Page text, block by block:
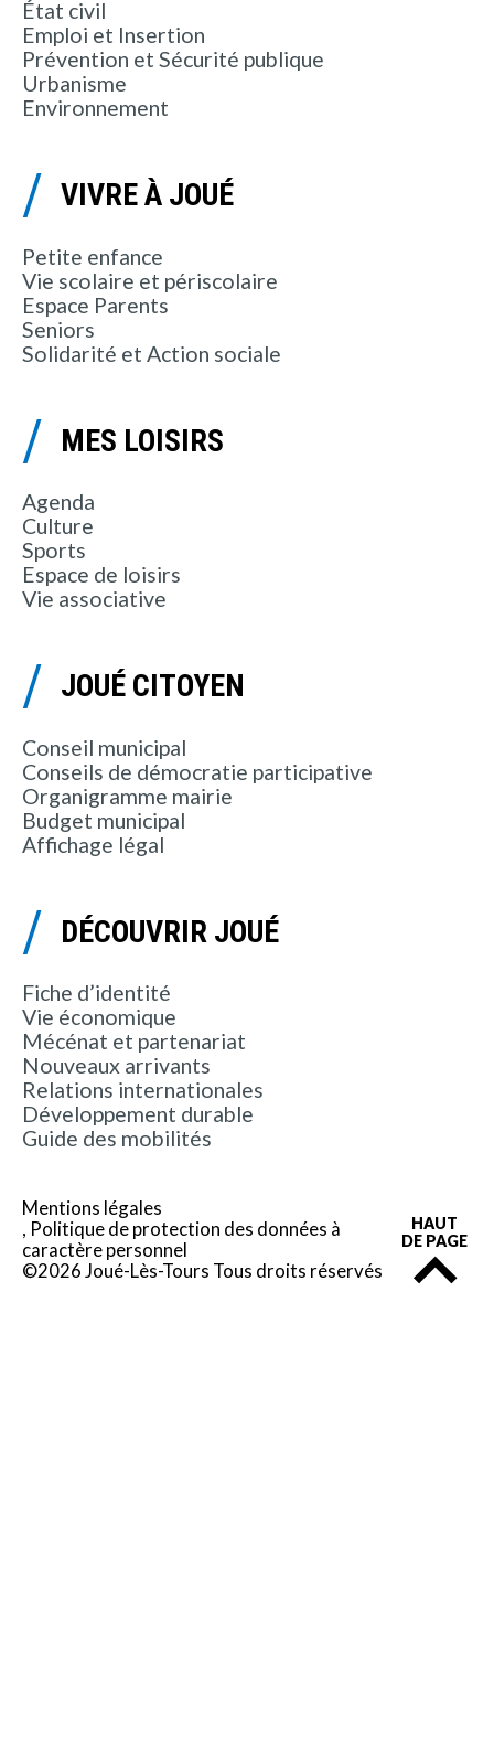
État civil
Emploi et Insertion
Prévention et Sécurité publique
Urbanisme
Environnement
VIVRE À JOUÉ
Petite enfance
Vie scolaire et périscolaire
Espace Parents
Seniors
Solidarité et Action sociale
MES LOISIRS
Agenda
Culture
Sports
Espace de loisirs
Vie associative
JOUÉ CITOYEN
Conseil municipal
Conseils de démocratie participative
Organigramme mairie
Budget municipal
Affichage légal
DÉCOUVRIR JOUÉ
Fiche d’identité
Vie économique
Mécénat et partenariat
Nouveaux arrivants
Relations internationales
Développement durable
Guide des mobilités
Mentions légales
Politique de protection des données à
caractère personnel
©2026 Joué-Lès-Tours Tous droits réservés
HAUT
DE PAGE